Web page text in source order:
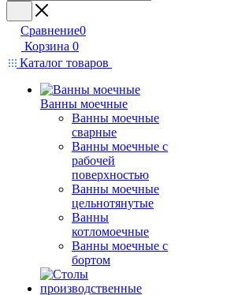
Сравнение0
Корзина 0
Каталог товаров
Ванны моечные
Ванны моечные
сварные
Ванны моечные с
рабочей
поверхностью
Ванны моечные
цельнотянутые
Ванны
котломоечные
Ванны моечные с
бортом